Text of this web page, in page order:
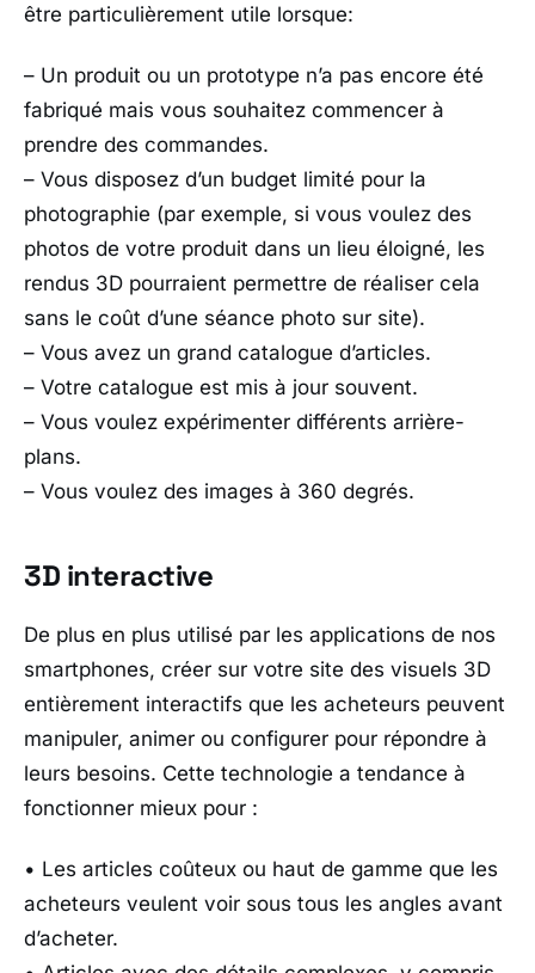
être particulièrement utile lorsque:
– Un produit ou un prototype n’a pas encore été
fabriqué mais vous souhaitez commencer à
prendre des commandes.
– Vous disposez d’un budget limité pour la
photographie (par exemple, si vous voulez des
photos de votre produit dans un lieu éloigné, les
rendus 3D pourraient permettre de réaliser cela
sans le coût d’une séance photo sur site).
– Vous avez un grand catalogue d’articles.
– Votre catalogue est mis à jour souvent.
– Vous voulez expérimenter différents arrière-
plans.
– Vous voulez des images à 360 degrés.
3D interactive
De plus en plus utilisé par les applications de nos
smartphones, créer sur votre site des visuels 3D
entièrement interactifs que les acheteurs peuvent
manipuler, animer ou configurer pour répondre à
leurs besoins. Cette technologie a tendance à
fonctionner mieux pour :
• Les articles coûteux ou haut de gamme que les
acheteurs veulent voir sous tous les angles avant
d’acheter.